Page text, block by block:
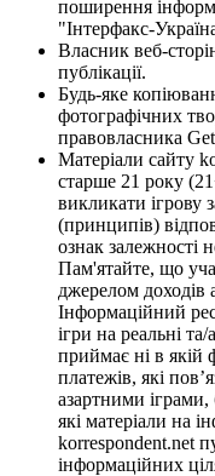
поширення
"Інтерфакс-
Власник веб-
публікації.
Будь-яке
фотографічних
правовласника
Матеріали сайту
старше 21 року
викликати ігрову
(принципів)
ознак залежності
Пам'ятайте, що
джерелом доходів
Інформаційний
ігри на реальні
приймає ні в якій
платежів, які
азартними
які матеріали на
korrespondent.net
інформаційних